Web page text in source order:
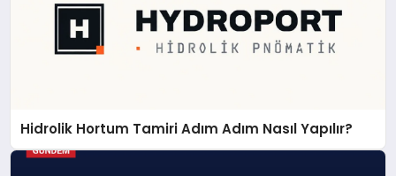
Hidrolik Hortum Tamiri Adım Adım Nasıl Yapılır?